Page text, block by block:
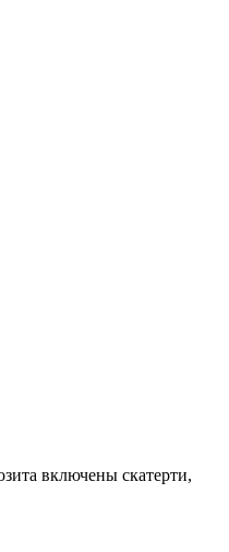
включены скатерти,